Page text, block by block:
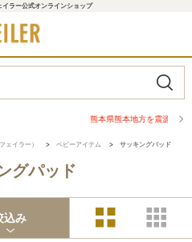
イラー公式オンラインショップ
熊本地方を震源とする地震の影響について
ェイラー） > ベビーアイテム > サッキングパッド
グパッド
込み